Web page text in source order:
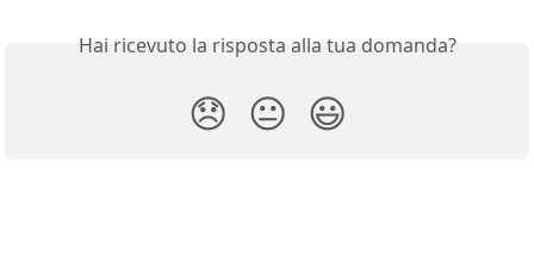
Hai ricevuto la risposta alla tua domanda?
😞 😐 😃